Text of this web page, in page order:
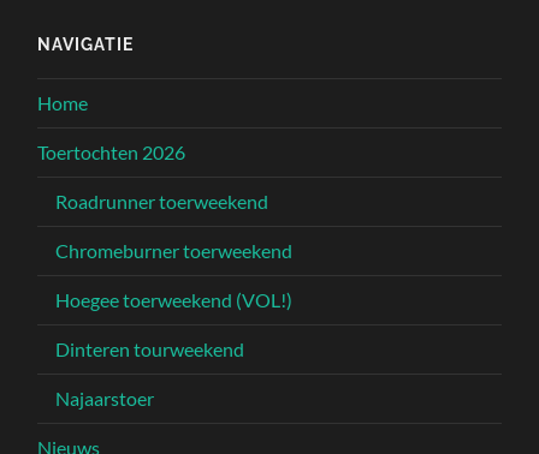
NAVIGATIE
Home
Toertochten 2026
Roadrunner toerweekend
Chromeburner toerweekend
Hoegee toerweekend (VOL!)
Dinteren tourweekend
Najaarstoer
Nieuws